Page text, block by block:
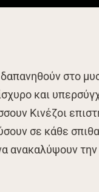
στο
και
Κινέζοι
σε κάθε
ανακαλύψουν